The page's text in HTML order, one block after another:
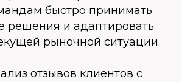
быстро принимать
решения и адаптировать
рыночной ситуации.
отзывов клиентов с